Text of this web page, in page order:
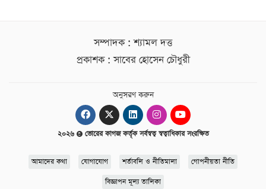
সম্পাদক : শ্যামল দত্ত
প্রকাশক : সাবের হোসেন চৌধুরী
অনুসরণ করুন
২০২৬ ভোরের কাগজ কর্তৃক সর্বস্বত্ব স্বত্বাধিকার সংরক্ষিত
আমাদের কথা যোগাযোগ শর্তাবলি ও নীতিমালা গোপনীয়তা নীতি
বিজ্ঞাপন মূল্য তালিকা